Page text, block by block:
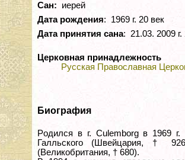
Сан: иерей
Дата рождения: 1969 г. 20 век
Дата принятия сана: 21.03. 2009 г.
Церковная принадлежность
Русская Православная
Биография
Pодился в г. Culemborg в 1969
Галльского (Швейцария, †
(Великобритания, † 680).